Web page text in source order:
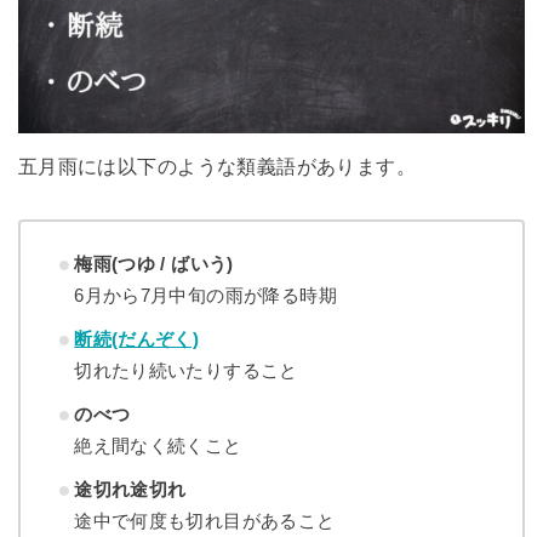
五月雨には以下のような類義語があります。
梅雨(つゆ / ばいう)
6月から7月中旬の雨が降る時期
断続(だんぞく)
切れたり続いたりすること
のべつ
絶え間なく続くこと
途切れ途切れ
途中で何度も切れ目があること